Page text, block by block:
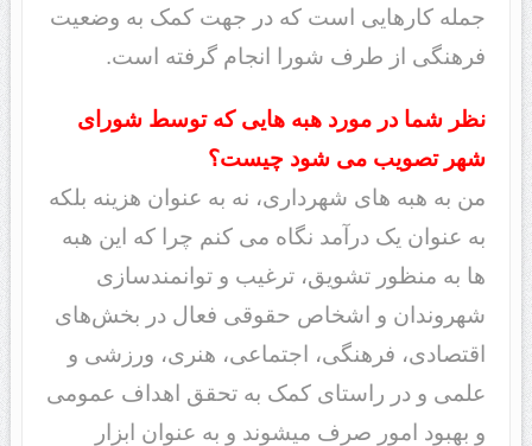
جمله کارهایی است که در جهت کمک به وضعیت
فرهنگی از طرف شورا انجام گرفته است.
نظر شما در مورد هبه هایی که توسط شورای
شهر تصویب می شود چیست؟
من به هبه های شهرداری، نه به عنوان هزینه بلکه
به عنوان یک درآمد نگاه می کنم چرا که این هبه
ها به منظور تشویق، ترغیب و توانمندسازی
شهروندان و اشخاص حقوقی فعال در بخش‌های
اقتصادی، فرهنگی، اجتماعی، هنری، ورزشی و
علمی و در راستای کمک به تحقق اهداف عمومی
و بهبود امور صرف میشوند و به عنوان ابزار